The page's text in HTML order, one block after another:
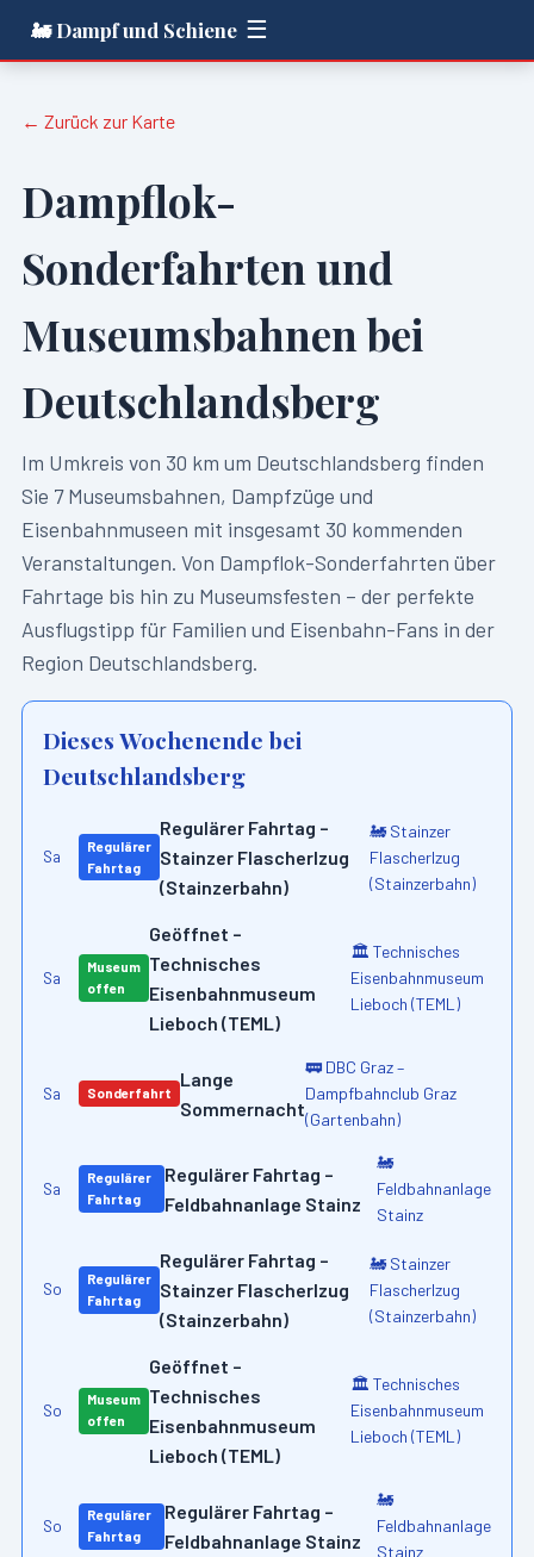
🚂 Dampf und Schiene ☰
← Zurück zur Karte
Dampflok-
Sonderfahrten und
Museumsbahnen bei
Deutschlandsberg
Im Umkreis von 30 km um Deutschlandsberg finden
Sie 7Museumsbahnen, Dampfzüge und
Eisenbahnmuseen mit insgesamt 30 kommenden
Veranstaltungen. Von Dampflok-Sonderfahrten über
Fahrtage bis hin zu Museumsfesten – der perfekte
Ausflugstipp für Familien und Eisenbahn-Fans in der
Region Deutschlandsberg.
Dieses Wochenende bei
Deutschlandsberg
Sa
Regulärer
Fahrtag
Regulärer Fahrtag –
Stainzer Flascherlzug
(Stainzerbahn)
🚂 Stainzer
Flascherlzug
(Stainzerbahn)
Sa
Museum
offen
Geöffnet –
Technisches
Eisenbahnmuseum
Lieboch (TEML)
🏛️ Technisches
Eisenbahnmuseum
Lieboch (TEML)
Sa Sonderfahrt
Lange
Sommernacht
🚃 DBC Graz –
Dampfbahnclub Graz
(Gartenbahn)
Sa
Regulärer
Fahrtag
Regulärer Fahrtag –
Feldbahnanlage Stainz
🚂
Feldbahnanlage
Stainz
So
Regulärer
Fahrtag
Regulärer Fahrtag –
Stainzer Flascherlzug
(Stainzerbahn)
🚂 Stainzer
Flascherlzug
(Stainzerbahn)
So
Museum
offen
Geöffnet –
Technisches
Eisenbahnmuseum
Lieboch (TEML)
🏛️ Technisches
Eisenbahnmuseum
Lieboch (TEML)
So
Regulärer
Fahrtag
Regulärer Fahrtag –
Feldbahnanlage Stainz
🚂
Feldbahnanlage
Stainz